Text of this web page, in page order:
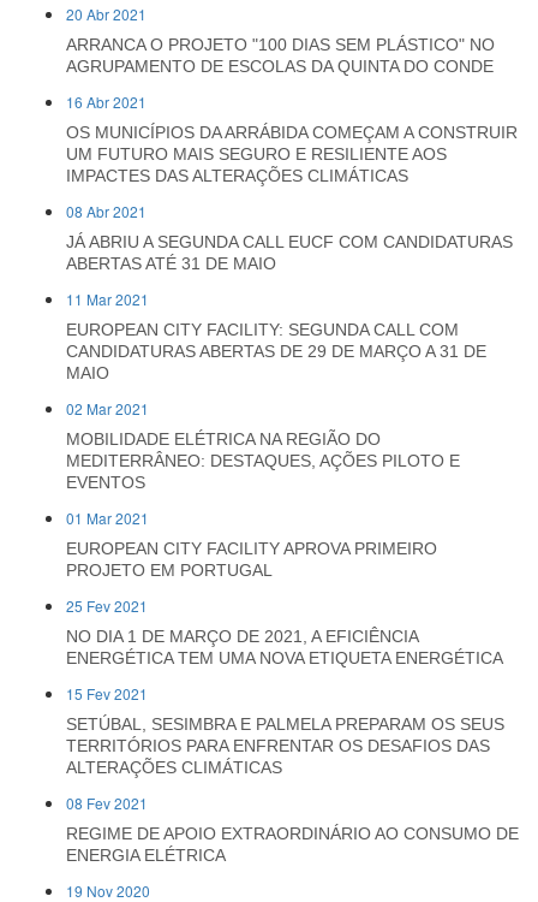
20 Abr 2021
ARRANCA O PROJETO "100 DIAS SEM PLÁSTICO" NO
AGRUPAMENTO DE ESCOLAS DA QUINTA DO CONDE
16 Abr 2021
OS MUNICÍPIOS DA ARRÁBIDA COMEÇAM A CONSTRUIR
UM FUTURO MAIS SEGURO E RESILIENTE AOS
IMPACTES DAS ALTERAÇÕES CLIMÁTICAS
08 Abr 2021
JÁ ABRIU A SEGUNDA CALL EUCF COM CANDIDATURAS
ABERTAS ATÉ 31 DE MAIO
11 Mar 2021
EUROPEAN CITY FACILITY: SEGUNDA CALL COM
CANDIDATURAS ABERTAS DE 29 DE MARÇO A 31 DE
MAIO
02 Mar 2021
MOBILIDADE ELÉTRICA NA REGIÃO DO
MEDITERRÂNEO: DESTAQUES, AÇÕES PILOTO E
EVENTOS
01 Mar 2021
EUROPEAN CITY FACILITY APROVA PRIMEIRO
PROJETO EM PORTUGAL
25 Fev 2021
NO DIA 1 DE MARÇO DE 2021, A EFICIÊNCIA
ENERGÉTICA TEM UMA NOVA ETIQUETA ENERGÉTICA
15 Fev 2021
SETÚBAL, SESIMBRA E PALMELA PREPARAM OS SEUS
TERRITÓRIOS PARA ENFRENTAR OS DESAFIOS DAS
ALTERAÇÕES CLIMÁTICAS
08 Fev 2021
REGIME DE APOIO EXTRAORDINÁRIO AO CONSUMO DE
ENERGIA ELÉTRICA
19 Nov 2020